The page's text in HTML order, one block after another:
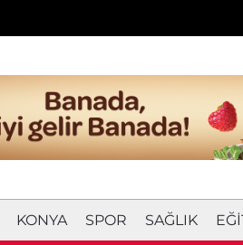
KONYA SPOR SAĞLIK